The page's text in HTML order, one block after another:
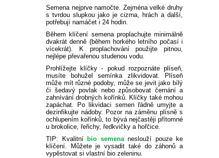
Semena nejprve namočte. Zejména velké druhy
s tvrdou slupkou jako je cizrna, hrách a další,
potřebují namáčet i 24 hodin.
Během klíčení semena proplachujte minimálně
dvakrát denně (během horkého letního počasí i
vícekrát). K proplachování použijte pitnou,
nejlépe převařenou studenou vodu.
Prohlížejte klíčky - pokud rozpoznáte plíseň,
musíte bohužel semínka zlikvidovat. Plíseň
může mít různé podoby, může se jevit jako bílý
či šedavý povlak nebo způsobovat černání a
zahnívání drobných kořínků. Klíčky také mohou
zapáchat. Po likvidaci semen řádně umyjte a
dezinfikujte nádoby. Pozor na záměnu plísně s
ochlupením kořínků, to bývá nejčastěji přítomné
u brokolice, řeřichy, ředkvičky a hořčice.
TIP: Kvalitní bio semenaneslouží pouze ke
klíčení. Můžete je vysadit také do záhonů a
vypěstovat si vlastní bio zeleninu.